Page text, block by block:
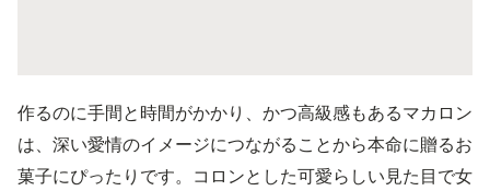
作るのに手間と時間がかかり、かつ高級感もあるマカロン
は、深い愛情のイメージにつながることから本命に贈るお
菓子にぴったりです。コロンとした可愛らしい見た目で女